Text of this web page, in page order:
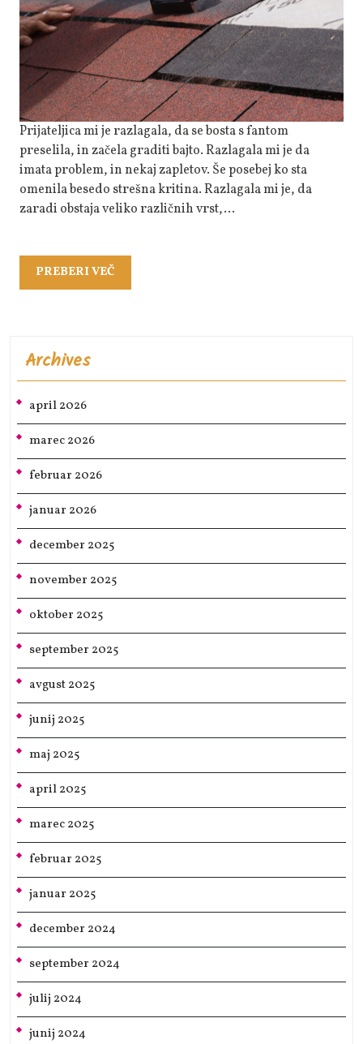
Pod
Sabo
Prijateljica mi je razlagala, da se bosta s fantom
preselila, in začela graditi bajto. Razlagala mi je da
imata problem, in nekaj zapletov. Še posebej ko sta
omenila besedo strešna kritina. Razlagala mi je, da
zaradi obstaja veliko različnih vrst,…
PREBERI VEČ
VEČ
Archives
april 2026
marec 2026
februar 2026
januar 2026
december 2025
november 2025
oktober 2025
september 2025
avgust 2025
junij 2025
maj 2025
april 2025
marec 2025
februar 2025
januar 2025
december 2024
september 2024
julij 2024
junij 2024